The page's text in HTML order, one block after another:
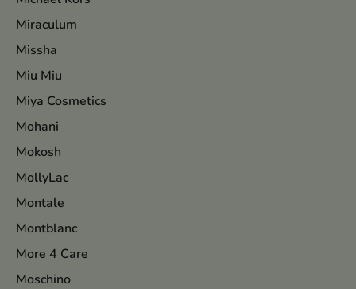
Miraculum
Missha
Miu Miu
Miya Cosmetics
Mohani
Mokosh
MollyLac
Montale
Montblanc
More 4 Care
Moschino